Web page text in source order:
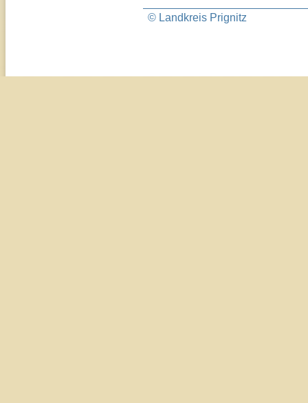
© Landkreis Prignitz